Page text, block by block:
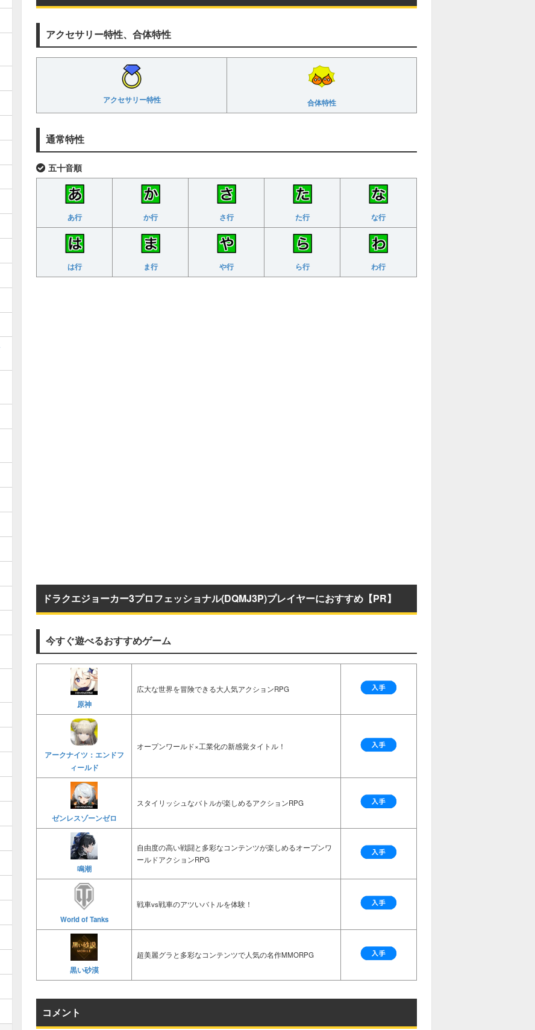
アクセサリー特性、合体特性
アクセサリー特性 合体特性
通常特性
五十音順
あ行 か行 さ行 た行 な行
は行 ま行 や行 ら行 わ行
ドラクエジョーカー3プロフェッショナル(DQMJ3P)プレイヤーにおすすめ【PR】
今すぐ遊べるおすすめゲーム
原神
広大な世界を冒険できる大人気アクションRPG
アークナイツ：エンドフ
ィールド
オープンワールド×工業化の新感覚タイトル！
ゼンレスゾーンゼロ
スタイリッシュなバトルが楽しめるアクションRPG
鳴潮
自由度の高い戦闘と多彩なコンテンツが楽しめるオープンワ
ールドアクションRPG
World of Tanks
戦車vs戦車のアツいバトルを体験！
黒い砂漠
超美麗グラと多彩なコンテンツで人気の名作MMORPG
コメント